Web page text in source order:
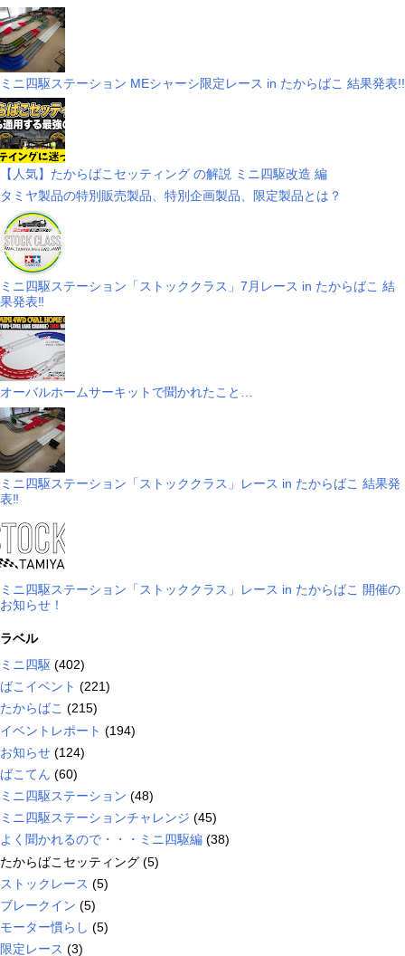
ミニ四駆ステーション MEシャーシ限定レース in たからばこ 結果発表!!
【人気】たからばこセッティング の解説 ミニ四駆改造 編
タミヤ製品の特別販売製品、特別企画製品、限定製品とは？
ミニ四駆ステーション「ストッククラス」7月レース in たからばこ 結
果発表‼
オーバルホームサーキットで聞かれたこと…
ミニ四駆ステーション「ストッククラス」レース in たからばこ 結果発
表‼
ミニ四駆ステーション「ストッククラス」レース in たからばこ 開催の
お知らせ！
ラベル
ミニ四駆 (402)
ばこイベント (221)
たからばこ (215)
イベントレポート (194)
お知らせ (124)
ばこてん (60)
ミニ四駆ステーション (48)
ミニ四駆ステーションチャレンジ (45)
よく聞かれるので・・・ミニ四駆編 (38)
たからばこセッティング (5)
ストックレース (5)
ブレークイン (5)
モーター慣らし (5)
限定レース (3)